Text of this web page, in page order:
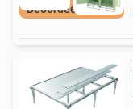
Beoordeeld met 9+